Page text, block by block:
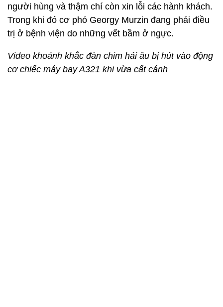
người hùng và thậm chí còn xin lỗi các hành khách.
Trong khi đó cơ phó Georgy Murzin đang phải điều
trị ở bệnh viện do những vết bầm ở ngực.
Video khoảnh khắc đàn chim hải âu bị hút vào động
cơ chiếc máy bay A321 khi vừa cất cánh